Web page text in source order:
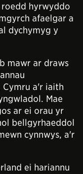
roedd hyrwyddo
afaelgar a
dychymyg y
mawr ar draws
Cymru a'r iaith
Mae
ar ei orau yr
bellgyrhaeddol
cynnwys, a'r
ei hariannu